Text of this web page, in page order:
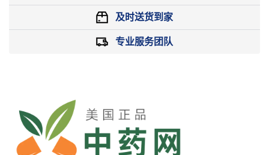
及时送货到家
专业服务团队